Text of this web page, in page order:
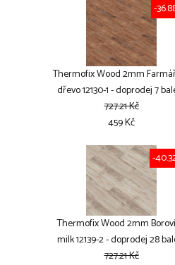
Thermofix Wood 2mm
dřevo 12130-1 - doprodej 7
-
727.21 Kč
459 Kč
Thermofix Wood 2mm
milk 12139-2 - doprodej 28
-
727.21 Kč